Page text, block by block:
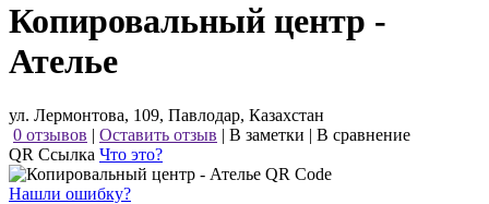
Копировальный центр -
Ателье
ул. Лермонтова, 109, Павлодар, Казахстан
0 отзывов | Оставить отзыв | В заметки | В сравнение
QR Ссылка Что это?
Нашли ошибку?